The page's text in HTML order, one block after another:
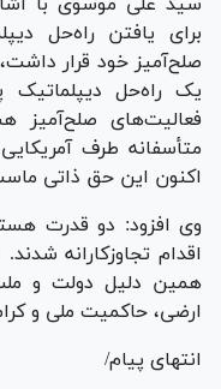
برای یافتن راه‌حل
صلح‌آمیز خود قرار
یک راه‌حل دیپلماتیک
فعالیت‌های صلح‌آمیز
متأسفانه طرف
اکنون این حق ذاتی
وی افزود: دو قدرت
اقدام تجاوزکارانه
همین دلیل دولت و
ارضی، حاکمیت ملی و
انتهای پیام/